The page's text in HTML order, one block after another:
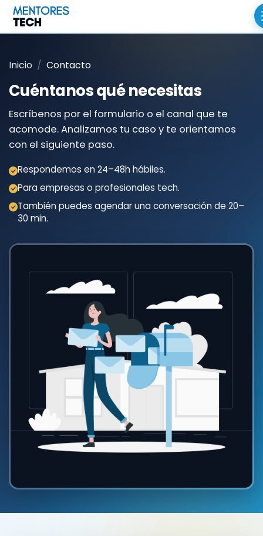
Inicio Contacto
Cuéntanos qué necesitas
Escríbenos por el formulario o el canal que te
acomode. Analizamos tu caso y te orientamos
con el siguiente paso.
Respondemos en 24–48h hábiles.
Para empresas o profesionales tech.
También puedes agendar una conversación de 20–
30 min.